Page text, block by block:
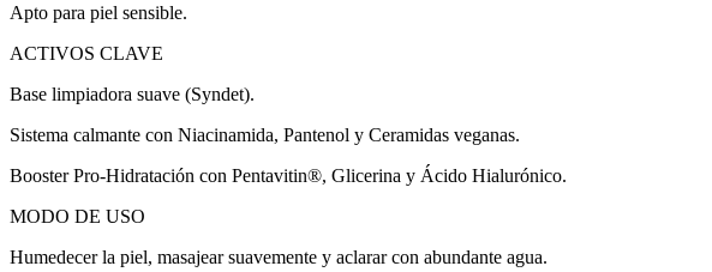
Apto para piel sensible.
ACTIVOS CLAVE
Base limpiadora suave (Syndet).
Sistema calmante con Niacinamida, Pantenol y Ceramidas veganas.
Booster Pro-Hidratación con Pentavitin®, Glicerina y Ácido Hialurónico.
MODO DE USO
Humedecer la piel, masajear suavemente y aclarar con abundante agua.